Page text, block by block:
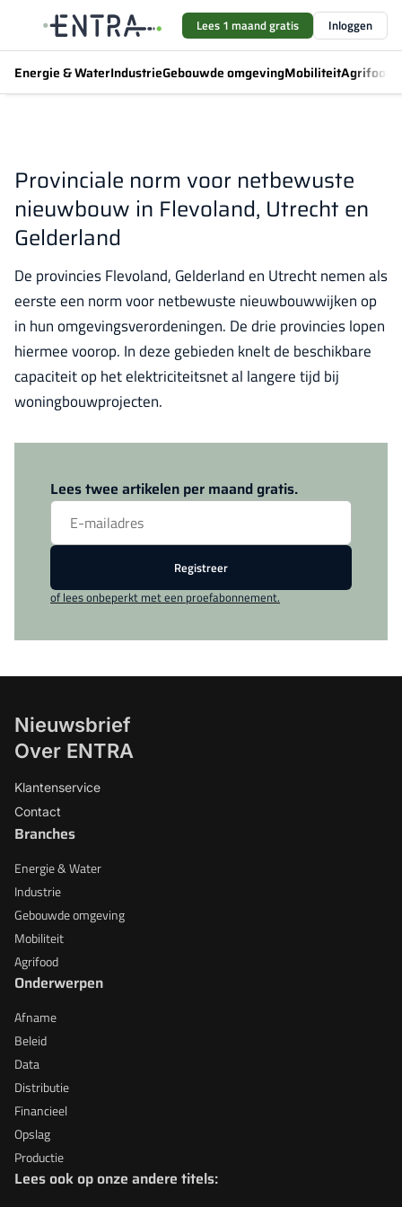
Lees 1 maand gratis Inloggen
Energie & WaterIndustrieGebouwde omgevingMobiliteitAgrifood
Provinciale norm voor netbewuste
nieuwbouw in Flevoland, Utrecht en
Gelderland
De provincies Flevoland, Gelderland en Utrecht nemen als
eerste een norm voor netbewuste nieuwbouwwijken op
in hun omgevingsverordeningen. De drie provincies lopen
hiermee voorop. In deze gebieden knelt de beschikbare
capaciteit op het elektriciteitsnet al langere tijd bij
woningbouwprojecten.
Lees twee artikelen per maand gratis.
Registreer
of lees onbeperkt met een proefabonnement.
Nieuwsbrief
Over ENTRA
Klantenservice
Contact
Branches
Energie & Water
Industrie
Gebouwde omgeving
Mobiliteit
Agrifood
Onderwerpen
Afname
Beleid
Data
Distributie
Financieel
Opslag
Productie
Lees ook op onze andere titels: